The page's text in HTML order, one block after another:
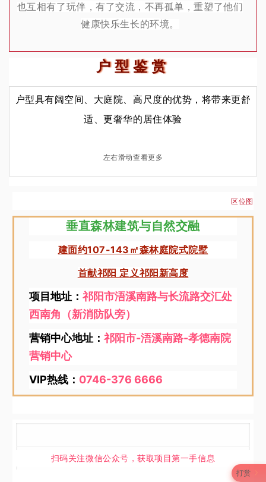
打赏
也互相有了玩伴，有了交流，不再孤单，重塑了他们
健康快乐生长的环境。
户型鉴赏
户型具有阔空间、大庭院、高尺度的优势，将带来更舒
适、更奢华的居住体验
左右滑动查看更多
区位图
垂直森林建筑与自然交融
建面约107-143 ㎡森林庭院式院墅
首献祁阳 定义祁阳新高度
项目地址： 祁阳市浯溪南路与长流路交汇处
西南角 （新消防队旁）
营销中心地址： 祁阳市-浯溪南路-孝德南院
营销中心
VIP热线： 0746-376 6666
扫码关注微信公众号，获取项目第一手信息